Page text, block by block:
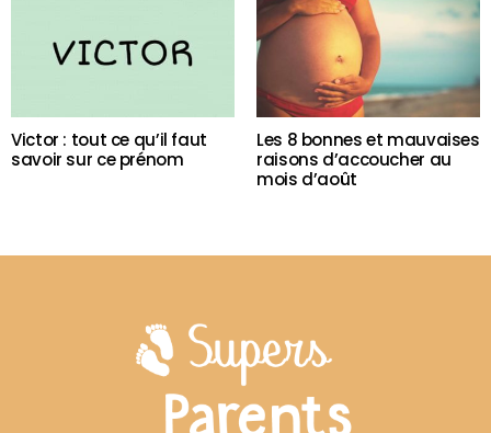
Victor : tout ce qu’il faut
savoir sur ce prénom
Les 8 bonnes et mauvaises
raisons d’accoucher au
mois d’août